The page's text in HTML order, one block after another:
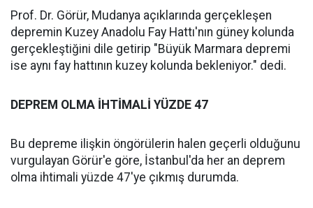
Prof. Dr. Görür, Mudanya açıklarında gerçekleşen
depremin Kuzey Anadolu Fay Hattı'nın güney kolunda
gerçekleştiğini dile getirip "Büyük Marmara depremi
ise aynı fay hattının kuzey kolunda bekleniyor." dedi.
DEPREM OLMA İHTİMALİ YÜZDE 47
Bu depreme ilişkin öngörülerin halen geçerli olduğunu
vurgulayan Görür'e göre, İstanbul'da her an deprem
olma ihtimali yüzde 47'ye çıkmış durumda.